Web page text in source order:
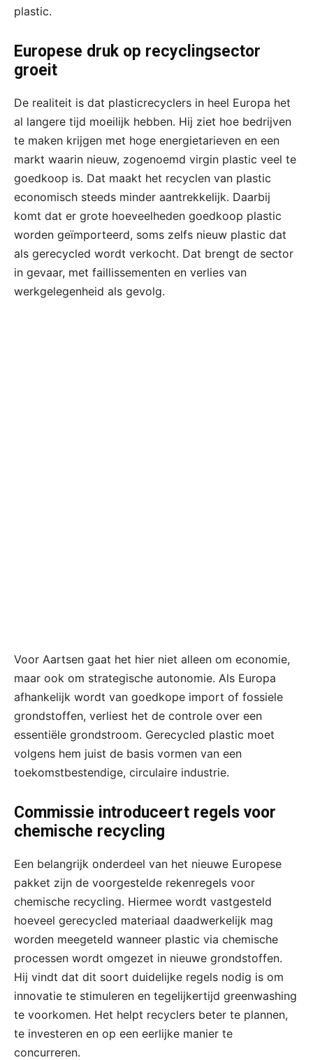
plastic.
Europese druk op recyclingsector
groeit
De realiteit is dat plasticrecyclers in heel Europa het
al langere tijd moeilijk hebben. Hij ziet hoe bedrijven
te maken krijgen met hoge energietarieven en een
markt waarin nieuw, zogenoemd virgin plastic veel te
goedkoop is. Dat maakt het recyclen van plastic
economisch steeds minder aantrekkelijk. Daarbij
komt dat er grote hoeveelheden goedkoop plastic
worden geïmporteerd, soms zelfs nieuw plastic dat
als gerecycled wordt verkocht. Dat brengt de sector
in gevaar, met faillissementen en verlies van
werkgelegenheid als gevolg.
Voor Aartsen gaat het hier niet alleen om economie,
maar ook om strategische autonomie. Als Europa
afhankelijk wordt van goedkope import of fossiele
grondstoffen, verliest het de controle over een
essentiële grondstroom. Gerecycled plastic moet
volgens hem juist de basis vormen van een
toekomstbestendige, circulaire industrie.
Commissie introduceert regels voor
chemische recycling
Een belangrijk onderdeel van het nieuwe Europese
pakket zijn de voorgestelde rekenregels voor
chemische recycling. Hiermee wordt vastgesteld
hoeveel gerecycled materiaal daadwerkelijk mag
worden meegeteld wanneer plastic via chemische
processen wordt omgezet in nieuwe grondstoffen.
Hij vindt dat dit soort duidelijke regels nodig is om
innovatie te stimuleren en tegelijkertijd greenwashing
te voorkomen. Het helpt recyclers beter te plannen,
te investeren en op een eerlijke manier te
concurreren.